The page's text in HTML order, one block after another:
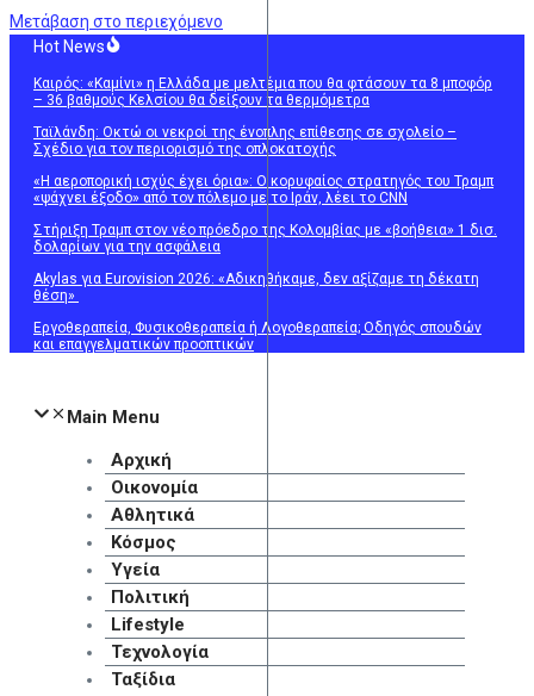
Μετάβαση στο περιεχόμενο
Hot News
Καιρός: «Καμίνι» η Ελλάδα με μελτέμια που θα φτάσουν τα 8 μποφόρ
– 36 βαθμούς Κελσίου θα δείξουν τα θερμόμετρα
Ταϊλάνδη: Οκτώ οι νεκροί της ένοπλης επίθεσης σε σχολείο –
Σχέδιο για τον περιορισμό της οπλοκατοχής
«Η αεροπορική ισχύς έχει όρια»: Ο κορυφαίος στρατηγός του Τραμπ
«ψάχνει έξοδο» από τον πόλεμο με το Ιράν, λέει το CNN
Στήριξη Τραμπ στον νέο πρόεδρο της Κολομβίας με «βοήθεια» 1 δισ.
δολαρίων για την ασφάλεια
Akylas για Eurovision 2026: «Aδικηθήκαμε, δεν αξίζαμε τη δέκατη
θέση»
Εργοθεραπεία, Φυσικοθεραπεία ή Λογοθεραπεία; Οδηγός σπουδών
και επαγγελματικών προοπτικών
Main Menu
Αρχική
Οικονομία
Αθλητικά
Κόσμος
Υγεία
Πολιτική
Lifestyle
Τεχνολογία
Ταξίδια